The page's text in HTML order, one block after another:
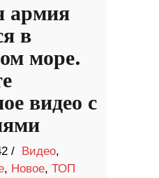
армия
в
море.
видео с
/ Видео,
, Новое, ТОП